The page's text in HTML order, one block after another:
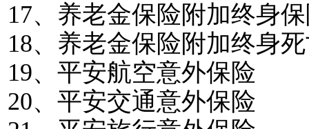
17、养老金保险附加终身
18、养老金保险附加终身
19、平安航空意外保险
20、平安交通意外保险